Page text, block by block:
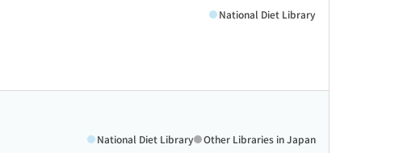
National Diet Library
National Diet Library Other Libraries in Japan